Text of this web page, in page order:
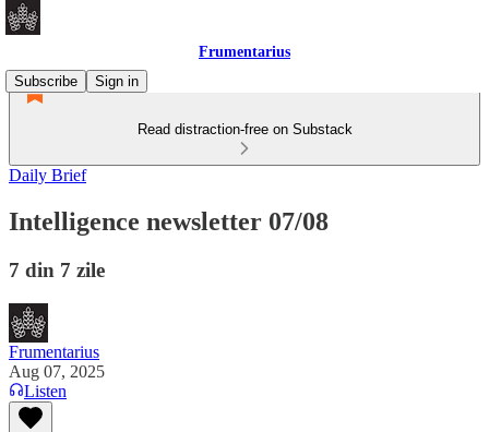
Frumentarius
Subscribe
Sign in
Read distraction-free on Substack
Daily Brief
Intelligence newsletter 07/08
7 din 7 zile
Frumentarius
Aug 07, 2025
Listen